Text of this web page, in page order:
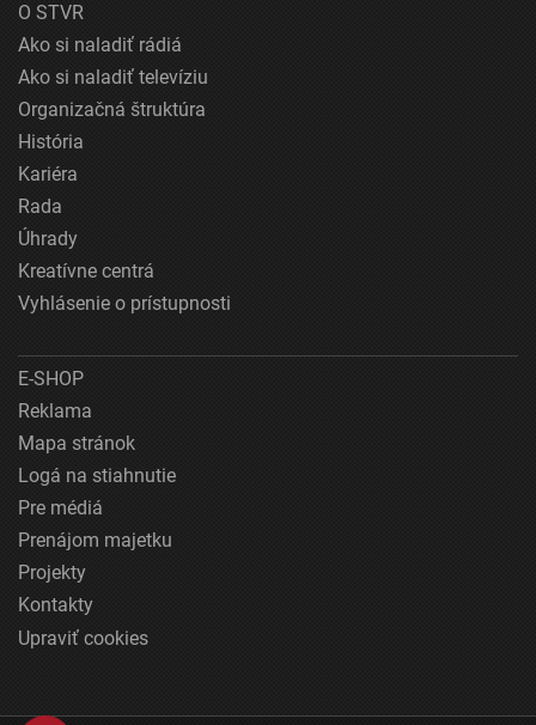
O STVR
Ako si naladiť rádiá
Ako si naladiť televíziu
Organizačná štruktúra
História
Kariéra
Rada
Úhrady
Kreatívne centrá
Vyhlásenie o prístupnosti
E-SHOP
Reklama
Mapa stránok
Logá na stiahnutie
Pre médiá
Prenájom majetku
Projekty
Kontakty
Upraviť cookies